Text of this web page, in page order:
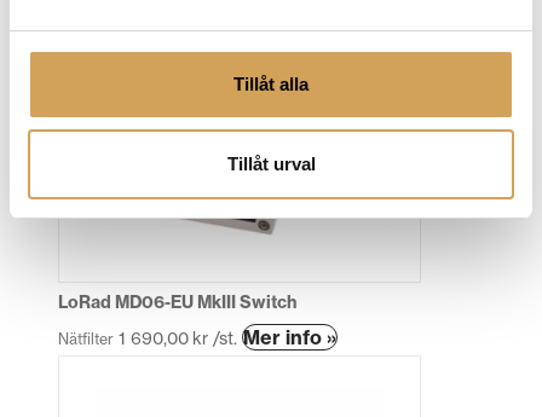
Tillåt alla
Tillåt urval
LoRad MD06-EU MkIII Switch
Nätfilter 1 690,00 kr /st. Mer info »